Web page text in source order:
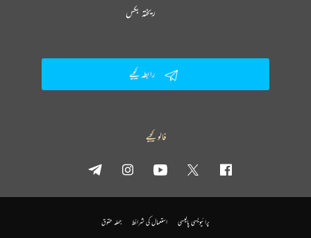
ریختہ بکس
رابطہ کیجیے
فالو کیجیے
پرائیویسی پالیسی استعمال کی شرائط جملہ حقوق